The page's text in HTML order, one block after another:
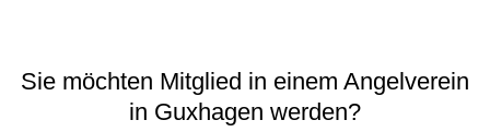
Sie möchten Mitglied in einem Angelverein
in Guxhagen werden?